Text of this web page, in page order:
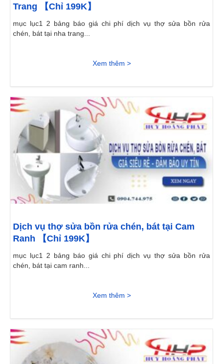
Trang 【Chỉ 199K】
mục lục1 2 bảng báo giá chi phí dịch vụ thợ sửa bồn rửa
chén, bát tại nha trang...
Xem thêm >
Dịch vụ thợ sửa bồn rửa chén, bát tại Cam
Ranh 【Chỉ 199K】
mục lục1 2 bảng báo giá chi phí dịch vụ thợ sửa bồn rửa
chén, bát tại cam ranh...
Xem thêm >